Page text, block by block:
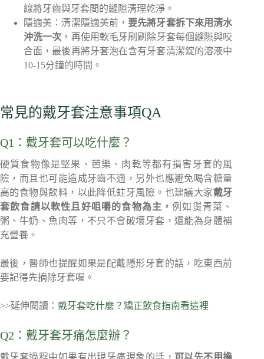
線將牙齒與牙套間的縫隙清理乾淨。
隱適美：清潔隱適美前， 要先將牙套拆下來用清水
沖洗一次 ，再使用軟毛牙刷刷除牙套每個縫隙與咬
合面，最後再將牙套泡在含有牙套清潔錠的溶液中
10-15分鐘的時間。
常見的戴牙套注意事項QA
Q1：戴牙套可以吃什麼？
硬質食物像是堅果、芭樂、肉乾等都有損害牙套的風
險，而且也可能造成牙齒不適，另外也應避免喝含糖量
高的食物與飲料，以此降低蛀牙風險。也建議大家戴牙
套飲食請以軟性且好咀嚼的食物為主，例如燙青菜、
粥、牛奶、魚肉等，不只不會破壞牙套，還能為身體補
充營養。
最後，醫師也提醒如果是配戴隱形牙套的話，吃東西前
要記得先摘除牙套喔。
>>延伸閱讀： 戴牙套吃什麼？矯正飲食指南看這裡
Q2：戴牙套牙痛怎麼辦？
戴牙套過程中如果有出現牙痛現象的話， 可以先不用擔